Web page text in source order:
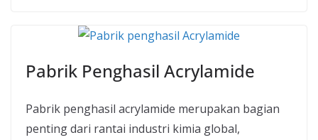
Pabrik Penghasil Acrylamide
Pabrik penghasil acrylamide merupakan bagian
penting dari rantai industri kimia global,